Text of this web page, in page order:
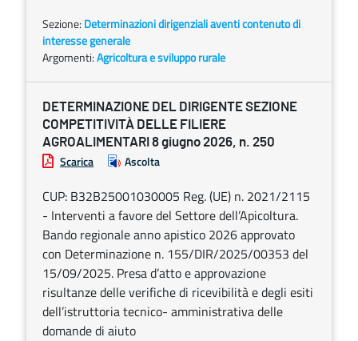
Sezione: Determinazioni dirigenziali aventi contenuto di
interesse generale
Argomenti:Agricoltura e sviluppo rurale
DETERMINAZIONE DEL DIRIGENTE SEZIONE
COMPETITIVITÀ DELLE FILIERE
AGROALIMENTARI 8 giugno 2026, n. 250
Scarica Ascolta
CUP: B32B25001030005 Reg. (UE) n. 2021/2115
- Interventi a favore del Settore dell’Apicoltura.
Bando regionale anno apistico 2026 approvato
con Determinazione n. 155/DIR/2025/00353 del
15/09/2025. Presa d’atto e approvazione
risultanze delle verifiche di ricevibilità e degli esiti
dell’istruttoria tecnico- amministrativa delle
domande di aiuto